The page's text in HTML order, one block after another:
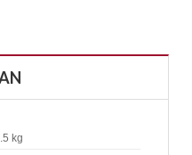
kg